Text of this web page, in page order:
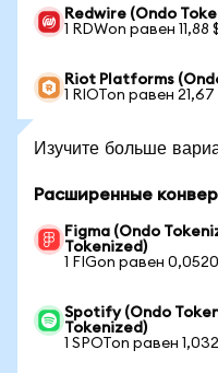
Redwire (Ondo
1 RDWon равен 11,88
Riot Platforms
1 RIOTon равен 21,67
Изучите больше
Расширенные
Figma (Ondo
Tokenized)
1 FIGon равен
Spotify (Ondo
Tokenized)
1 SPOTon равен